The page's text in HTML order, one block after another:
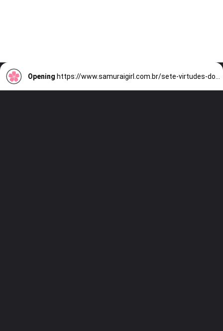
Opening https://www.samuraigirl.com.br/sete-virtudes-do-bushido/